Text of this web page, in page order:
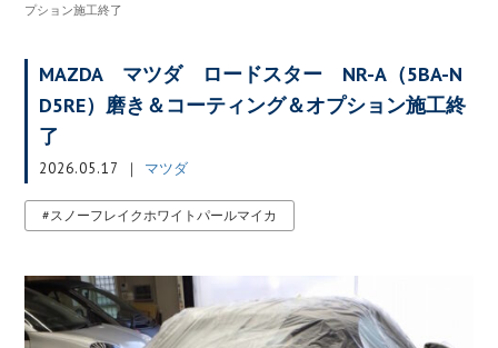
プション施工終了
MAZDA マツダ ロードスター NR-A（5BA-N
D5RE）磨き＆コーティング＆オプション施工終
了
2026.05.17 マツダ
スノーフレイクホワイトパールマイカ